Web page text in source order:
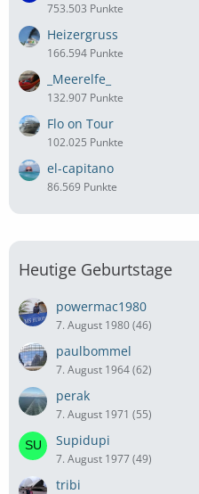
753.503 Punkte
Heizergruss
166.594 Punkte
_Meerelfe_
132.907 Punkte
Flo on Tour
102.025 Punkte
el-capitano
86.569 Punkte
Heutige Geburtstage
powermac1980
7. August 1980 (46)
paulbommel
7. August 1964 (62)
perak
7. August 1971 (55)
Supidupi
7. August 1977 (49)
tribi